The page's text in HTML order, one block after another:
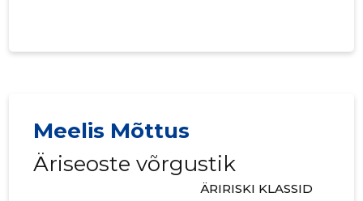
Meelis Mõttus
Äriseoste võrgustik
ÄRIRISKI KLASSID